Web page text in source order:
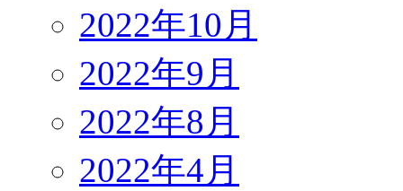
2022年10月
2022年9月
2022年8月
2022年4月